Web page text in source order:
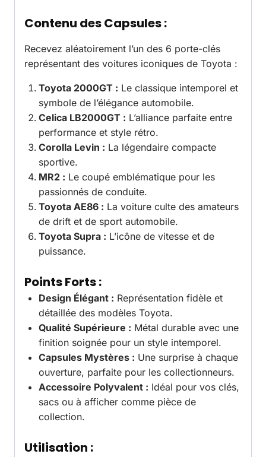
Contenu des Capsules :
Recevez aléatoirement l’un des 6 porte-clés
représentant des voitures iconiques de Toyota :
Toyota 2000GT : Le classique intemporel et
symbole de l’élégance automobile.
Celica LB2000GT : L’alliance parfaite entre
performance et style rétro.
Corolla Levin : La légendaire compacte
sportive.
MR2 : Le coupé emblématique pour les
passionnés de conduite.
Toyota AE86 : La voiture culte des amateurs
de drift et de sport automobile.
Toyota Supra : L’icône de vitesse et de
puissance.
Points Forts :
Design Élégant : Représentation fidèle et
détaillée des modèles Toyota.
Qualité Supérieure : Métal durable avec une
finition soignée pour un style intemporel.
Capsules Mystères : Une surprise à chaque
ouverture, parfaite pour les collectionneurs.
Accessoire Polyvalent : Idéal pour vos clés,
sacs ou à afficher comme pièce de
collection.
Utilisation :